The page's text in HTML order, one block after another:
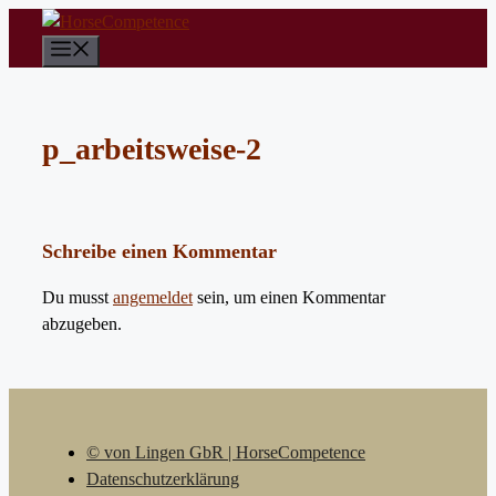
springen
p_arbeitsweise-2
Schreibe einen Kommentar
Du musst angemeldet sein, um einen Kommentar
abzugeben.
© von Lingen GbR | HorseCompetence
Datenschutzerklärung